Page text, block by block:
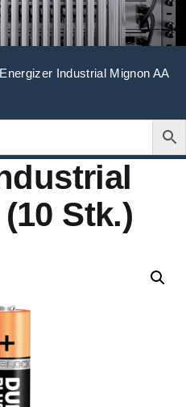
Industrial Mignon AA
Stk.)